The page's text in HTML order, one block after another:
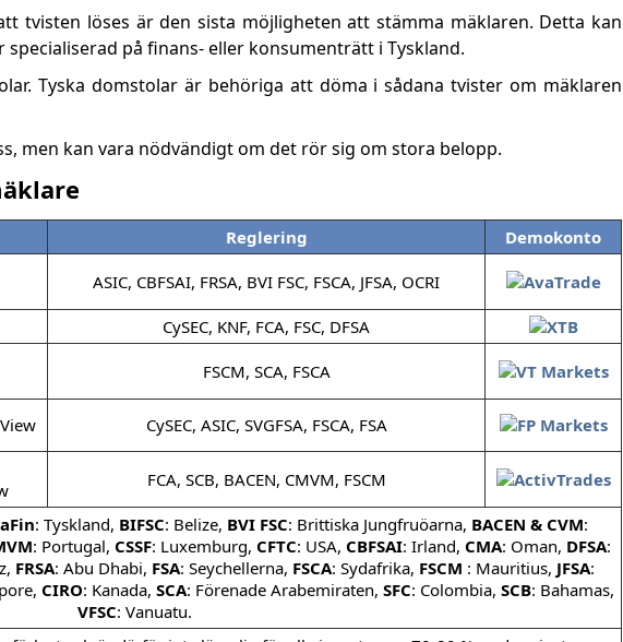
tvisten löses är den sista möjligheten att stämma mäklaren. Detta kan
på finans- eller konsumenträtt i Tyskland.
Tyska domstolar är behöriga att döma i sådana tvister om mäklaren
men kan vara nödvändigt om det rör sig om stora belopp.
Reglering
Demokonto
ASIC, CBFSAI, FRSA, BVI FSC, FSCA, JFSA, OCRI
CySEC, KNF, FCA, FSC, DFSA
FSCM, SCA, FSCA
CySEC, ASIC, SVGFSA, FSCA, FSA
FCA, SCB, BACEN, CMVM, FSCM
: Tyskland, BIFSC: Belize, BVI FSC: Brittiska Jungfruöarna, BACEN & CVM:
: Portugal, CSSF: Luxemburg, CFTC: USA, CBFSAI: Irland, CMA: Oman, DFSA:
FRSA: Abu Dhabi, FSA: Seychellerna, FSCA: Sydafrika, FSCM : Mauritius, JFSA:
CIRO: Kanada, SCA: Förenade Arabemiraten, SFC: Colombia, SCB: Bahamas,
VFSC: Vanuatu.